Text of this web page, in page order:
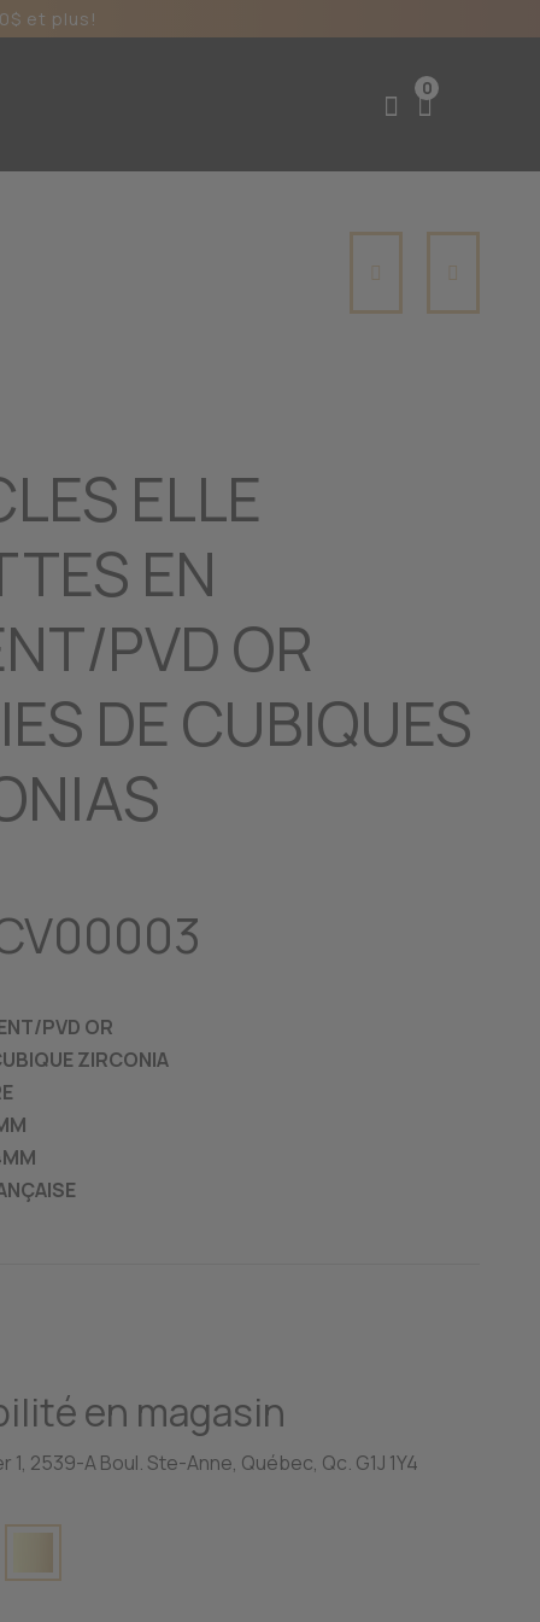
et plus!
0
ELLE
EN
PVD OR
DE CUBIQUES
PVD OR
ZIRCONIA
en magasin
1, 2539-A Boul. Ste-Anne, Québec, Qc. G1J 1Y4